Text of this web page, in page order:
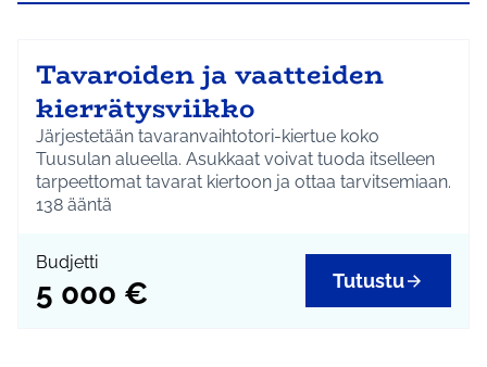
Tavaroiden ja vaatteiden
kierrätysviikko
Järjestetään tavaranvaihtotori-kiertue koko
Tuusulan alueella. Asukkaat voivat tuoda itselleen
tarpeettomat tavarat kiertoon ja ottaa tarvitsemiaan.
138 ääntä
Budjetti
5 000 € Tutustu